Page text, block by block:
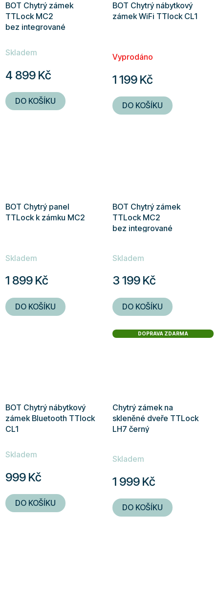
BOT Chytrý zámek
TTLock MC2
bez integrované
panelem
hodnocení
je
4,0
z
Skladem
4 899 Kč
DO KOŠÍKU
BOT Chytrý nábytkový
zámek WiFi TTlock CL1
Vyprodáno
1 199 Kč
DO KOŠÍKU
BOT Chytrý panel
TTLock k zámku MC2
Skladem
1 899 Kč
DO KOŠÍKU
BOT Chytrý zámek
TTLock MC2
bez integrované
Skladem
3 199 Kč
DO KOŠÍKU
BOT Chytrý nábytkový
zámek Bluetooth TTlock
CL1
hodnocení
je
5,0
z
Skladem
999 Kč
DO KOŠÍKU
DOPRAVA ZDARMA
Chytrý zámek na
skleněné dveře TTLock
LH7 černý
Skladem
1 999 Kč
DO KOŠÍKU